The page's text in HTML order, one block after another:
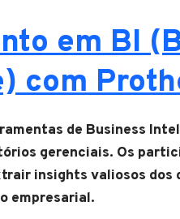
em BI
com
de Business
gerenciais. Os
insights valiosos
empresarial.